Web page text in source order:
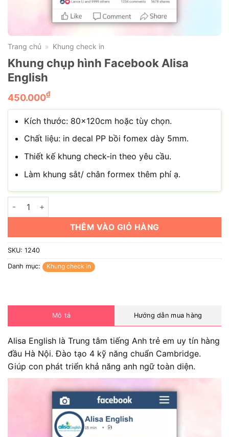
Trang chủ » Khung check in
Khung chụp hình Facebook Alisa
English
450.000₫
Kích thước: 80x120cm hoặc tùy chọn.
Chất liệu: in decal PP bồi fomex dày 5mm.
Thiết kế khung check-in theo yêu cầu.
Làm khung sắt/ chân formex thêm phí ạ.
Khung chụp hình Facebook Alisa English số lượng
THÊM VÀO GIỎ HÀNG
SKU: 1240
Danh mục: Khung check in
Mô tả Hướng dẫn mua hàng
Alisa English là Trung tâm tiếng Anh trẻ em uy tín hàng
đầu Hà Nội. Đào tạo 4 kỹ năng chuẩn Cambridge.
Giúp con phát triển khả năng anh ngữ toàn diện.